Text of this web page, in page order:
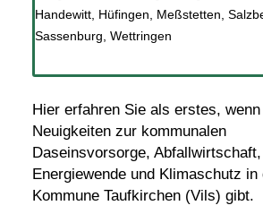
Hier erfahren Sie als erstes,
Neuigkeiten zur kommunalen
Daseinsvorsorge, Abfallwirtschaft,
Energiewende und Klimaschutz in
Kommune Taufkirchen (Vils) gibt.
Handewitt, Hüfingen Meßstetten
Sassenburg Wettringen